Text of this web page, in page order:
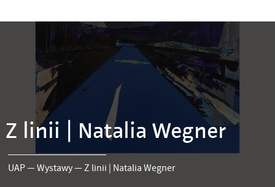
Z linii | Natalia Wegner
UAP—Wystawy—Z linii | Natalia Wegner